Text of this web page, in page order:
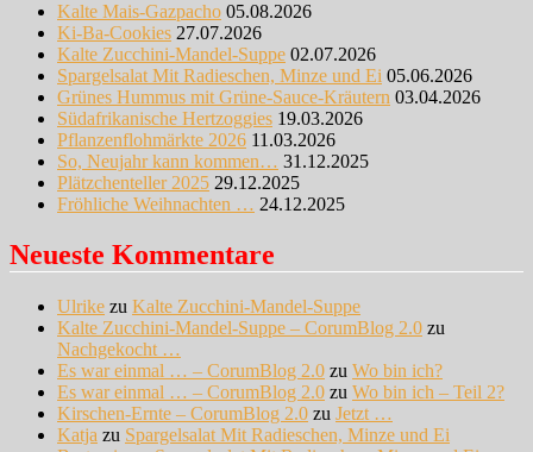
Kalte Mais-Gazpacho 05.08.2026
Ki-Ba-Cookies 27.07.2026
Kalte Zucchini-Mandel-Suppe 02.07.2026
Spargelsalat Mit Radieschen, Minze und Ei 05.06.2026
Grünes Hummus mit Grüne-Sauce-Kräutern 03.04.2026
Südafrikanische Hertzoggies 19.03.2026
Pflanzenflohmärkte 2026 11.03.2026
So, Neujahr kann kommen… 31.12.2025
Plätzchenteller 2025 29.12.2025
Fröhliche Weihnachten … 24.12.2025
Neueste Kommentare
Ulrike zu Kalte Zucchini-Mandel-Suppe
Kalte Zucchini-Mandel-Suppe – CorumBlog 2.0 zu
Nachgekocht …
Es war einmal … – CorumBlog 2.0 zu Wo bin ich?
Es war einmal … – CorumBlog 2.0 zu Wo bin ich – Teil 2?
Kirschen-Ernte – CorumBlog 2.0 zu Jetzt …
Katja zu Spargelsalat Mit Radieschen, Minze und Ei